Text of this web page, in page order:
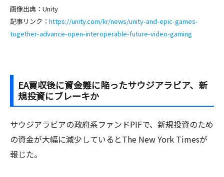
画像出典：Unity
記事リンク： https://unity.com/kr/news/unity-and-epic-games-
together-advance-open-interoperable-future-video-gaming
EA買収後に資金難に陥ったサウジアラビア、新
規投資にブレーキか
サウジアラビアの政府系ファンドPIFで、新規投資のため
の資金が大幅に減少しているとThe New York Timesが
報じた。